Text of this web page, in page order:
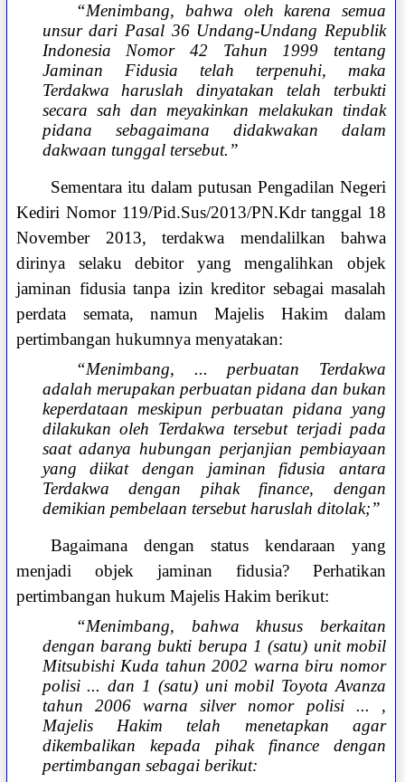
“Menimbang, bahwa oleh karena semua
unsur dari Pasal 36 Undang-Undang Republik
Indonesia Nomor 42 Tahun 1999 tentang
Jaminan Fidusia telah terpenuhi, maka
Terdakwa haruslah dinyatakan telah terbukti
secara sah dan meyakinkan melakukan tindak
pidana sebagaimana didakwakan dalam
dakwaan tunggal tersebut.”
Sementara itu dalam putusan Pengadilan Negeri
Kediri Nomor 119/Pid.Sus/2013/PN.Kdr tanggal 18
November 2013, terdakwa mendalilkan bahwa
dirinya selaku debitor yang mengalihkan objek
jaminan fidusia tanpa izin kreditor sebagai masalah
perdata semata, namun Majelis Hakim dalam
pertimbangan hukumnya menyatakan:
“Menimbang, ... perbuatan Terdakwa
adalah merupakan perbuatan pidana dan bukan
keperdataan meskipun perbuatan pidana yang
dilakukan oleh Terdakwa tersebut terjadi pada
saat adanya hubungan perjanjian pembiayaan
yang diikat dengan jaminan fidusia antara
Terdakwa dengan pihak finance, dengan
demikian pembelaan tersebut haruslah ditolak;”
Bagaimana dengan status kendaraan yang
menjadi objek jaminan fidusia? Perhatikan
pertimbangan hukum Majelis Hakim berikut:
“Menimbang, bahwa khusus berkaitan
dengan barang bukti berupa 1 (satu) unit mobil
Mitsubishi Kuda tahun 2002 warna biru nomor
polisi ... dan 1 (satu) uni mobil Toyota Avanza
tahun 2006 warna silver nomor polisi ... ,
Majelis Hakim telah menetapkan agar
dikembalikan kepada pihak finance dengan
pertimbangan sebagai berikut: